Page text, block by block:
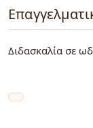
Διδασκαλία σε